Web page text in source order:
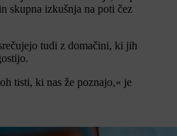
skupna izkušnja na poti čez
tudi z domačini, ki jih
tisti, ki nas že poznajo,« je